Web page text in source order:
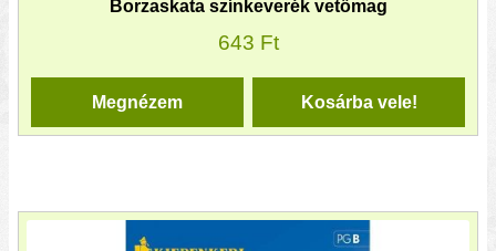
Borzaskata színkeverék vetőmag
643 Ft
Kosárba vele!
Megnézem